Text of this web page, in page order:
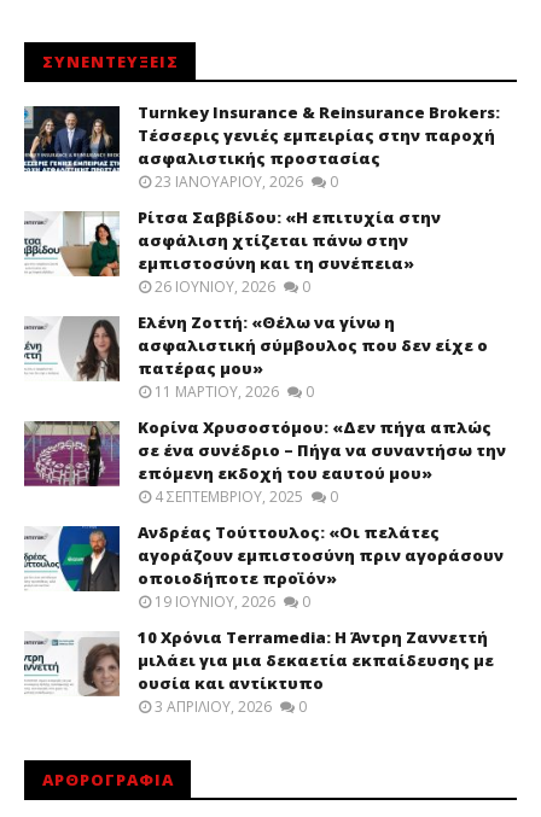
ΣΥΝΕΝΤΕΥΞΕΙΣ
Turnkey Insurance & Reinsurance Brokers:
Τέσσερις γενιές εμπειρίας στην παροχή
ασφαλιστικής προστασίας
23 ΙΑΝΟΥΑΡΊΟΥ, 2026 0
Ρίτσα Σαββίδου: «Η επιτυχία στην
ασφάλιση χτίζεται πάνω στην
εμπιστοσύνη και τη συνέπεια»
26 ΙΟΥΝΊΟΥ, 2026 0
Ελένη Ζοττή: «Θέλω να γίνω η
ασφαλιστική σύμβουλος που δεν είχε ο
πατέρας μου»
11 ΜΑΡΤΊΟΥ, 2026 0
Κορίνα Χρυσοστόμου: «Δεν πήγα απλώς
σε ένα συνέδριο – Πήγα να συναντήσω την
επόμενη εκδοχή του εαυτού μου»
4 ΣΕΠΤΕΜΒΡΊΟΥ, 2025 0
Ανδρέας Τούττουλος: «Οι πελάτες
αγοράζουν εμπιστοσύνη πριν αγοράσουν
οποιοδήποτε προϊόν»
19 ΙΟΥΝΊΟΥ, 2026 0
10 Χρόνια Terramedia: Η Άντρη Ζαννεττή
μιλάει για μια δεκαετία εκπαίδευσης με
ουσία και αντίκτυπο
3 ΑΠΡΙΛΊΟΥ, 2026 0
ΑΡΘΡΟΓΡΑΦΙΑ